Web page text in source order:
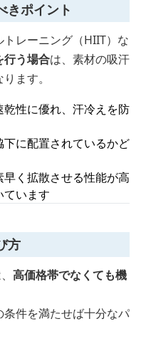
きポイント
レーニング（HIIT）な
行う場合は、素材の吸汗
ます。
乾性に優れ、汗冷えを防
下に配置されているかど
早く拡散させる性能が高
ています
方
高価格帯でなくても機
件を満たせば十分なパ